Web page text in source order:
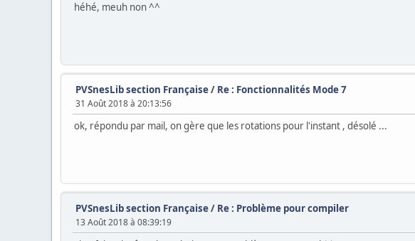
héhé, meuh non ^^
PVSnesLib section Française/ Re : Fonctionnalités Mode 7
31 Août 2018 à 20:13:56
ok, répondu par mail, on gère que les rotations pour l'instant , désolé ...
PVSnesLib section Française/ Re : Problème pour compiler
13 Août 2018 à 08:39:19